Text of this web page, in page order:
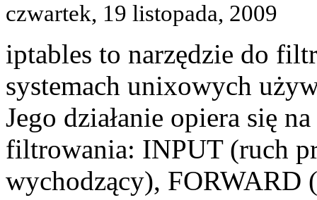
czwartek, 19 listopada, 2009
iptables to narzędzie do
systemach unixowych
Jego działanie opiera się
filtrowania: INPUT (ruch
wychodzący), FORWARD